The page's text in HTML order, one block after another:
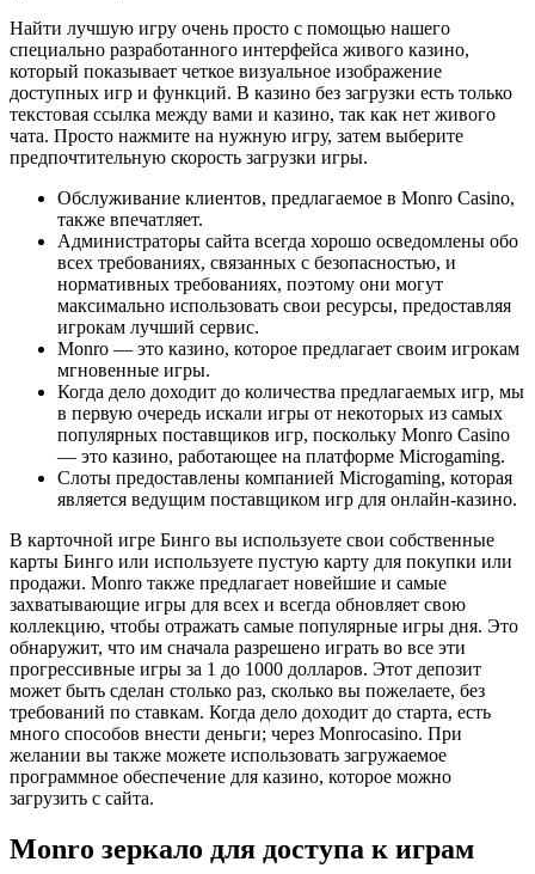
Найти лучшую игру очень просто с помощью нашего
специально разработанного интерфейса живого казино,
который показывает четкое визуальное изображение
доступных игр и функций. В казино без загрузки есть только
текстовая ссылка между вами и казино, так как нет живого
чата. Просто нажмите на нужную игру, затем выберите
предпочтительную скорость загрузки игры.
Обслуживание клиентов, предлагаемое в Monro Casino,
также впечатляет.
Администраторы сайта всегда хорошо осведомлены обо
всех требованиях, связанных с безопасностью, и
нормативных требованиях, поэтому они могут
максимально использовать свои ресурсы, предоставляя
игрокам лучший сервис.
Monro — это казино, которое предлагает своим игрокам
мгновенные игры.
Когда дело доходит до количества предлагаемых игр, мы
в первую очередь искали игры от некоторых из самых
популярных поставщиков игр, поскольку Monro Casino
— это казино, работающее на платформе Microgaming.
Слоты предоставлены компанией Microgaming, которая
является ведущим поставщиком игр для онлайн-казино.
В карточной игре Бинго вы используете свои собственные
карты Бинго или используете пустую карту для покупки или
продажи. Monro также предлагает новейшие и самые
захватывающие игры для всех и всегда обновляет свою
коллекцию, чтобы отражать самые популярные игры дня. Это
обнаружит, что им сначала разрешено играть во все эти
прогрессивные игры за 1 до 1000 долларов. Этот депозит
может быть сделан столько раз, сколько вы пожелаете, без
требований по ставкам. Когда дело доходит до старта, есть
много способов внести деньги; через Monrocasino. При
желании вы также можете использовать загружаемое
программное обеспечение для казино, которое можно
загрузить с сайта.
Monro зеркало для доступа к играм